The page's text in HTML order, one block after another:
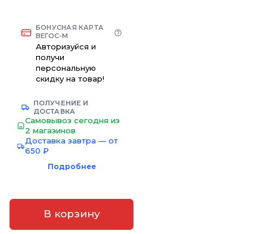
БОНУСНАЯ КАРТА
ВЕГОС-М
Авторизуйся и
получи
персональную
скидку на товар!
ПОЛУЧЕНИЕ И
ДОСТАВКА
Самовывоз сегодня из
2 магазинов
Доставка завтра — от
650 ₽
Подробнее
В корзину